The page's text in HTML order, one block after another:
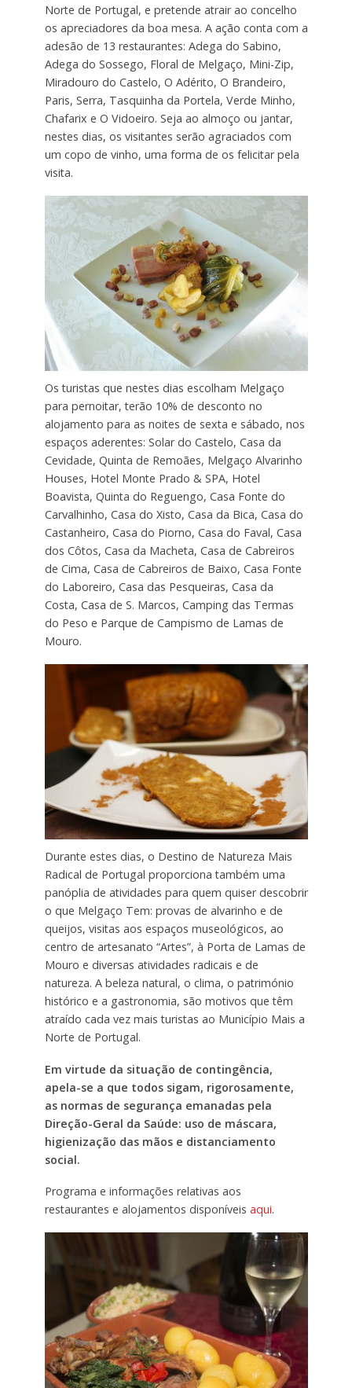
Norte de Portugal, e pretende atrair ao concelho
os apreciadores da boa mesa. A ação conta com a
adesão de 13 restaurantes: Adega do Sabino,
Adega do Sossego, Floral de Melgaço, Mini-Zip,
Miradouro do Castelo, O Adérito, O Brandeiro,
Paris, Serra, Tasquinha da Portela, Verde Minho,
Chafarix e O Vidoeiro. Seja ao almoço ou jantar,
nestes dias, os visitantes serão agraciados com
um copo de vinho, uma forma de os felicitar pela
visita.
Os turistas que nestes dias escolham Melgaço
para pernoitar, terão 10% de desconto no
alojamento para as noites de sexta e sábado, nos
espaços aderentes: Solar do Castelo, Casa da
Cevidade, Quinta de Remoães, Melgaço Alvarinho
Houses, Hotel Monte Prado & SPA, Hotel
Boavista, Quinta do Reguengo, Casa Fonte do
Carvalhinho, Casa do Xisto, Casa da Bica, Casa do
Castanheiro, Casa do Piorno, Casa do Faval, Casa
dos Côtos, Casa da Macheta, Casa de Cabreiros
de Cima, Casa de Cabreiros de Baixo, Casa Fonte
do Laboreiro, Casa das Pesqueiras, Casa da
Costa, Casa de S. Marcos, Camping das Termas
do Peso e Parque de Campismo de Lamas de
Mouro.
Durante estes dias, o Destino de Natureza Mais
Radical de Portugal proporciona também uma
panóplia de atividades para quem quiser descobrir
o que Melgaço Tem: provas de alvarinho e de
queijos, visitas aos espaços museológicos, ao
centro de artesanato “Artes”, à Porta de Lamas de
Mouro e diversas atividades radicais e de
natureza. A beleza natural, o clima, o património
histórico e a gastronomia, são motivos que têm
atraído cada vez mais turistas ao Município Mais a
Norte de Portugal.
Em virtude da situação de contingência,
apela-se a que todos sigam, rigorosamente,
as normas de segurança emanadas pela
Direção-Geral da Saúde: uso de máscara,
higienização das mãos e distanciamento
social.
Programa e informações relativas aos
restaurantes e alojamentos disponíveis aqui.